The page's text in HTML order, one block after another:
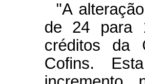
"A
de 24 para
créditos da
Cofins.